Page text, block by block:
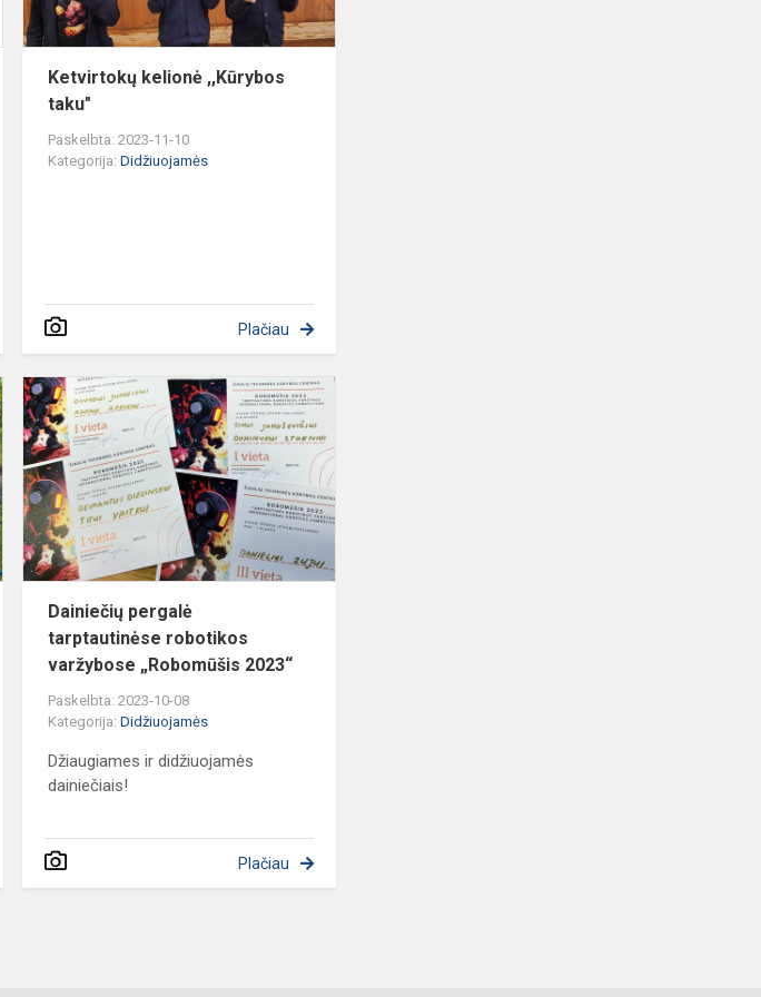
Ketvirtokų kelionė ,,Kūrybos
taku"
Paskelbta: 2023-11-10
Kategorija:Didžiuojamės
Plačiau
Dainiečių
savanorystė
VUŠA
Botanikos
sode
Dainiečių
robotikos
varžybose
„Robomū...
Dainiečių pergalė
tarptautinėse robotikos
varžybose „Robomūšis 2023“
Paskelbta: 2023-10-08
Kategorija:Didžiuojamės
Džiaugiames ir didžiuojamės
dainiečiais!
Plačiau